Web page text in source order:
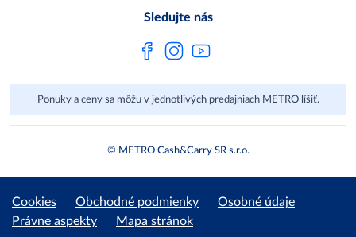
Sledujte nás
Ponuky a ceny sa môžu v jednotlivých predajniach METRO líšiť.
© METRO Cash&Carry SR s.r.o.
Cookies Obchodné podmienky
Osobné údaje
Právne aspekty
Mapa stránok